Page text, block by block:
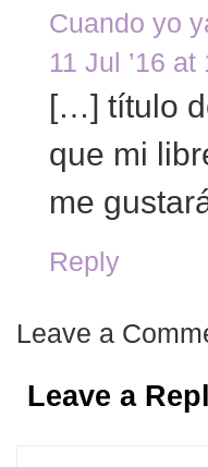
Cuando yo
11 Jul ’16 at
[…] título
que mi
me
Reply
Leave a
Leave a